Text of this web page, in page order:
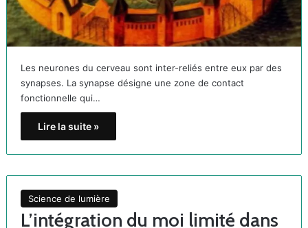
Les neurones du cerveau sont inter-reliés entre eux par des
synapses. La synapse désigne une zone de contact
fonctionnelle qui…
Lire la suite »
Science de lumière
L’intégration du moi limité dans